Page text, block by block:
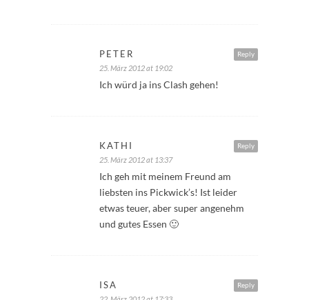
Reply
PETER
25. März 2012 at 19:02
Ich würd ja ins Clash gehen!
Reply
KATHI
25. März 2012 at 13:37
Ich geh mit meinem Freund am
liebsten ins Pickwick’s! Ist leider
etwas teuer, aber super angenehm
und gutes Essen 🙂
Reply
ISA